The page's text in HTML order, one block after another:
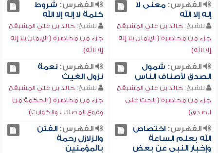
الفهرس:معنى لا
إله إلا الله
للشيخ: خالد بن علي المشيقح
جزء من محاضرة ( الإيمان بلا إله
إلا الله)
الفهرس: شروط
كلمة لا إله إلا الله
للشيخ: خالد بن علي المشيقح
جزء من محاضرة ( الإيمان بلا إله
إلا الله)
الفهرس: شمول
الصدق لأصناف الناس
للشيخ: خالد بن علي المشيقح
جزء من محاضرة ( الحث على
الصدق)
الفهرس:نعمة
نزول الغيث
للشيخ: خالد بن علي المشيقح
جزء من محاضرة ( الحكمة من
وقوع المصائب والكوارث)
الفهرس:اختصاص
الله بعلم الساعة
وإخبار النبي عن بعض
الفهرس:الفتن
والزلازل رحمة
بالمؤمنين